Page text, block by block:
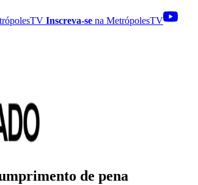
Inscreva-se na MetrópolesTV
de pena